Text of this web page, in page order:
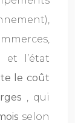
et l’état
le coût
, qui
selon